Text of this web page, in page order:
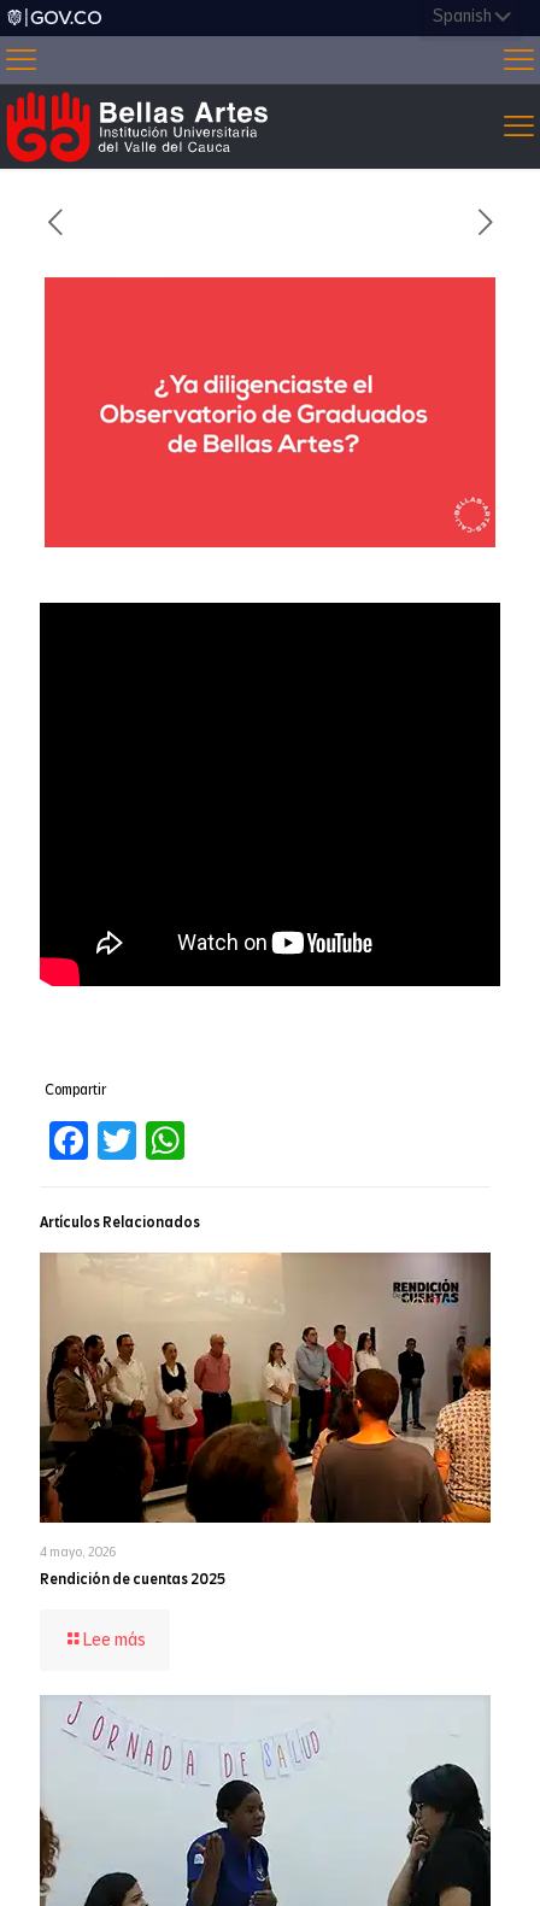
Compartir
Facebook
TwitterWhatsApp
Artículos Relacionados
4 mayo, 2026
Rendición de cuentas 2025
Lee más
2025